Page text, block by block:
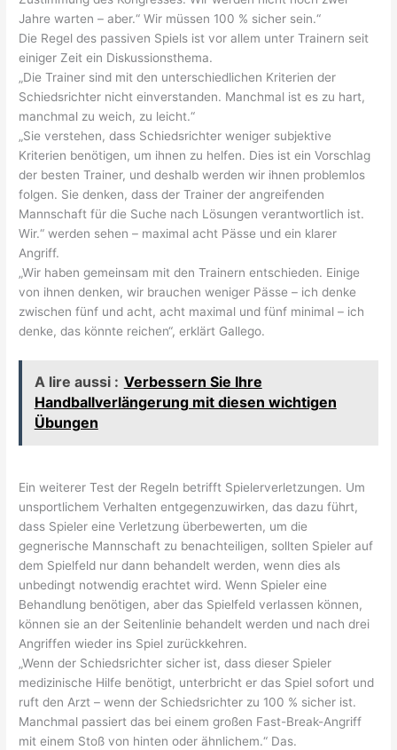
Jahre warten – aber.“ Wir müssen 100 % sicher sein.“
Die Regel des passiven Spiels ist vor allem unter Trainern seit
einiger Zeit ein Diskussionsthema.
„Die Trainer sind mit den unterschiedlichen Kriterien der
Schiedsrichter nicht einverstanden. Manchmal ist es zu hart,
manchmal zu weich, zu leicht.“
„Sie verstehen, dass Schiedsrichter weniger subjektive
Kriterien benötigen, um ihnen zu helfen. Dies ist ein Vorschlag
der besten Trainer, und deshalb werden wir ihnen problemlos
folgen. Sie denken, dass der Trainer der angreifenden
Mannschaft für die Suche nach Lösungen verantwortlich ist.
Wir.“ werden sehen – maximal acht Pässe und ein klarer
Angriff.
„Wir haben gemeinsam mit den Trainern entschieden. Einige
von ihnen denken, wir brauchen weniger Pässe – ich denke
zwischen fünf und acht, acht maximal und fünf minimal – ich
denke, das könnte reichen“, erklärt Gallego.
A lire aussi : Verbessern Sie Ihre
Handballverlängerung mit diesen wichtigen
Übungen
Ein weiterer Test der Regeln betrifft Spielerverletzungen. Um
unsportlichem Verhalten entgegenzuwirken, das dazu führt,
dass Spieler eine Verletzung überbewerten, um die
gegnerische Mannschaft zu benachteiligen, sollten Spieler auf
dem Spielfeld nur dann behandelt werden, wenn dies als
unbedingt notwendig erachtet wird. Wenn Spieler eine
Behandlung benötigen, aber das Spielfeld verlassen können,
können sie an der Seitenlinie behandelt werden und nach drei
Angriffen wieder ins Spiel zurückkehren.
„Wenn der Schiedsrichter sicher ist, dass dieser Spieler
medizinische Hilfe benötigt, unterbricht er das Spiel sofort und
ruft den Arzt – wenn der Schiedsrichter zu 100 % sicher ist.
Manchmal passiert das bei einem großen Fast-Break-Angriff
mit einem Stoß von hinten oder ähnlichem.“ Das.